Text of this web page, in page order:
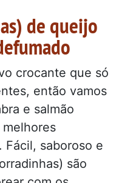
de queijo
crocante que só
então vamos
e salmão
Fácil, saboroso e
são